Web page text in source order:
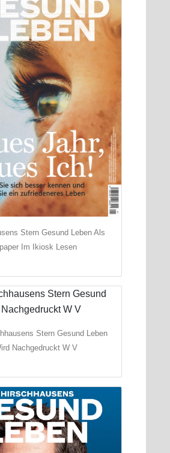
Stern Gesund Leben Als
Im Ikiosk Lesen
Stern Gesund Leben
Nachgedruckt W V